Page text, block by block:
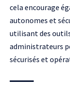
cela encourage
autonomes et
utilisant des
administrateurs
sécurisés et